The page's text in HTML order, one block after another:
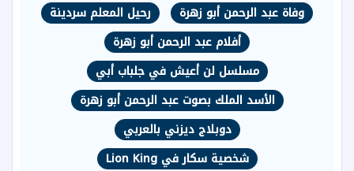
وفاة عبد الرحمن أبو زهرة
رحيل المعلم سردينة
أفلام عبد الرحمن أبو زهرة
مسلسل لن أعيش في جلباب أبي
الأسد الملك بصوت عبد الرحمن أبو زهرة
دوبلاج ديزني بالعربي
شخصية سكار في Lion King